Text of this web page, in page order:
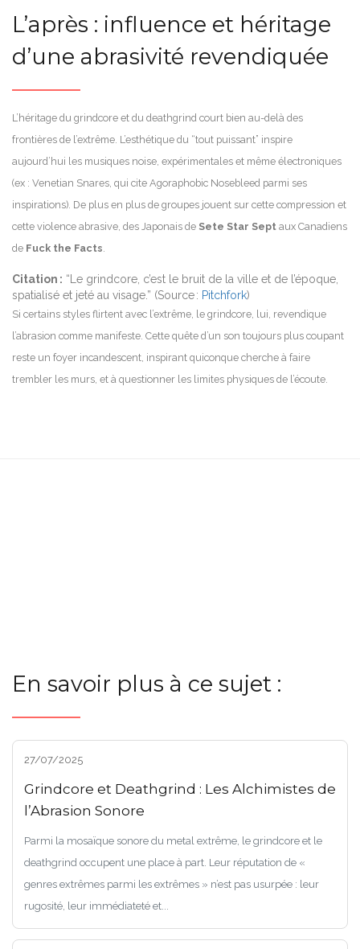
L’après : influence et héritage
d’une abrasivité revendiquée
L’héritage du grindcore et du deathgrind court bien au-delà des
frontières de l’extrême. L’esthétique du “tout puissant” inspire
aujourd’hui les musiques noise, expérimentales et même électroniques
(ex : Venetian Snares, qui cite Agoraphobic Nosebleed parmi ses
inspirations). De plus en plus de groupes jouent sur cette compression et
cette violence abrasive, des Japonais de Sete Star Sept aux Canadiens
de Fuck the Facts
Citation : “Le grindcore, c’est le bruit de la ville et de l’époque,
spatialisé et jeté au visage.” (Source : Pitchfork)
Si certains styles flirtent avec l’extrême, le grindcore, lui, revendique
l’abrasion comme manifeste. Cette quête d’un son toujours plus coupant
reste un foyer incandescent, inspirant quiconque cherche à faire
trembler les murs, et à questionner les limites physiques de l’écoute.
En savoir plus à ce sujet :
27/07/2025
Grindcore et Deathgrind : Les Alchimistes de
l’Abrasion Sonore
Parmi la mosaïque sonore du metal extrême, le grindcore et le
deathgrind occupent une place à part. Leur réputation de «
genres extrêmes parmi les extrêmes » n’est pas usurpée : leur
rugosité, leur immédiateté et...